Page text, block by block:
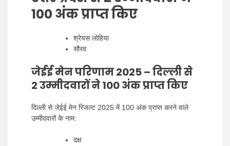
100 अंक प्राप्त किए
श्रेयस लोहिया
सौरव
जेईई मेन परिणाम 2025 – दिल्ली से
2 उम्मीदवारों ने 100 अंक प्राप्त किए
दिल्ली से जेईई मेन रिजल्ट 2025 में 100 अंक प्राप्त करने वाले
उम्मीदवारों के नाम:
दक्ष